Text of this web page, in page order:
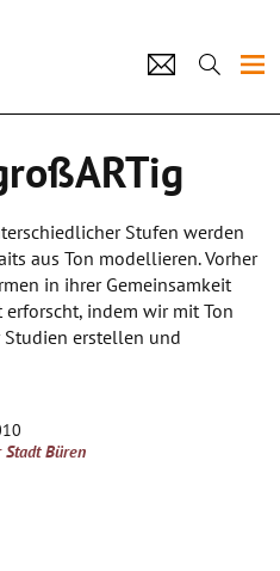
Stufen werden
aus Ton modellieren. Vorher
in ihrer Gemeinsamkeit
indem wir mit Ton
erstellen und
und zu einem großen
Büren